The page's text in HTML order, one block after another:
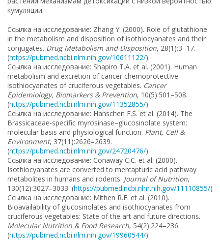
кумуляции.
Ссылка на исследование: Zhang Y. (2000). Role of glutathione
in the metabolism and disposition of isothiocyanates and their
conjugates. Drug Metabolism and Disposition, 28(1):3–17.
(https://pubmed.ncbi.nlm.nih.gov/10611122/)
Ссылка на исследование: Shapiro T.A. et al. (2001). Human
metabolism and excretion of cancer chemoprotective
isothiocyanates of cruciferous vegetables. Cancer
Epidemiology, Biomarkers & Prevention, 10(5):501–508.
(https://pubmed.ncbi.nlm.nih.gov/11352855/)
Ссылка на исследование: Hanschen F.S. et al. (2014). The
Brassicaceae-specific myrosinase–glucosinolate system:
molecular basis and physiological function. Plant, Cell &
Environment, 37(11):2626–2639.
(https://pubmed.ncbi.nlm.nih.gov/24720476/)
Ссылка на исследование: Conaway C.C. et al. (2000).
Isothiocyanates are converted to mercapturic acid pathway
metabolites in humans and rodents. Journal of Nutrition,
130(12):3027–3033. (https://pubmed.ncbi.nlm.nih.gov/11110855/)
Ссылка на исследование: Mithen R.F. et al. (2010).
Bioavailability of glucosinolates and isothiocyanates from
cruciferous vegetables: State of the art and future directions.
Molecular Nutrition & Food Research, 54(2):224–236.
(https://pubmed.ncbi.nlm.nih.gov/19960544/)